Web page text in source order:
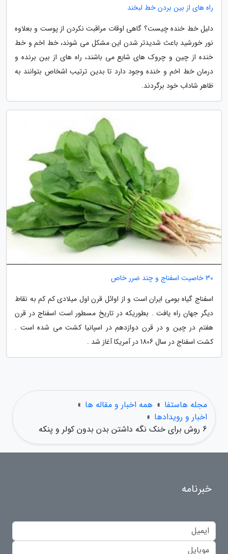
راه های از بین بردن خط لبخند
دلیل خط خنده چیست؟ گاهی اوقات مراقبت نکردن از پوست و بعلاوه
نور خورشید باعث شدیدتر شدن این مشکل می شوند، خط اخم و خط
خنده از چین و چروک های شایع می باشند، راه های از بین برنده و
درمان خط اخم و خنده وجود دارد تا بدین ترتیب اشخاص بتوانند به
ظاهر شاداب خود برگردند.
30 خاصیت اسفناج و چند ضرر خاص
اسفناج گیاه بومی ایران است و از اوائل قرن اول میلادی کم کم به نقاط
دیگر جهان راه یافت . بطوریکه در تاریخ مسطور است اسفناج در قرن
هفتم در چین و در قرن دوازدهم در اسپانیا کشت می شده است .
کشت اسفناج در سال 1806 در آمریکا آغاز شد .
مجله هاستفا » همه اخبار و مقاله ها »
اخبار و رویدادها »
6 روش برای خنک نگه داشتن بدن بدون کولر و پنکه
خبرنامه